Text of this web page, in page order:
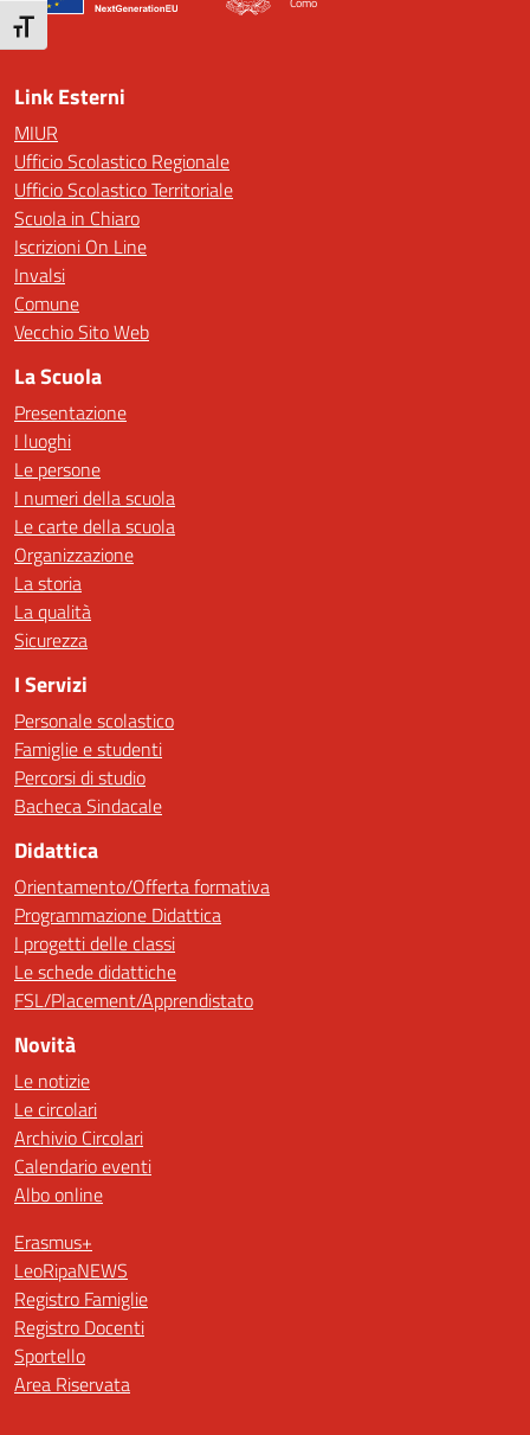
Attiva/disattiva dimensione testo
Link Esterni
MIUR
Ufficio Scolastico Regionale
Ufficio Scolastico Territoriale
Scuola in Chiaro
Iscrizioni On Line
Invalsi
Comune
Vecchio Sito Web
La Scuola
Presentazione
I luoghi
Le persone
I numeri della scuola
Le carte della scuola
Organizzazione
La storia
La qualità
Sicurezza
I Servizi
Personale scolastico
Famiglie e studenti
Percorsi di studio
Bacheca Sindacale
Didattica
Orientamento/Offerta formativa
Programmazione Didattica
I progetti delle classi
Le schede didattiche
FSL/Placement/Apprendistato
Novità
Le notizie
Le circolari
Archivio Circolari
Calendario eventi
Albo online
Erasmus+
LeoRipaNEWS
Registro Famiglie
Registro Docenti
Sportello
Area Riservata